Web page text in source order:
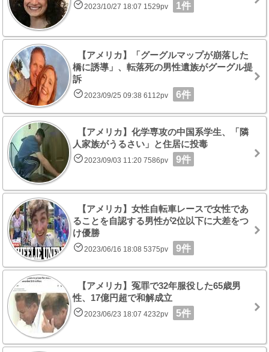
2023/10/27 18:07 1529pv 1件
【アメリカ】「グーグルマップが崩落した
橋に誘導」、転落死の男性遺族がグーグル提
訴
2023/09/25 09:38 6112pv 6件
【アメリカ】化学専攻の中国系学生、「隣
人家族がうるさい」と住居に投毒
2023/09/03 11:20 7586pv 9件
【アメリカ】女性自転車レースで女性であ
ることを自認する男性が2位以下に大差をつ
け優勝
2023/06/16 18:08 5375pv 9件
【アメリカ】冤罪で32年服役した65歳男
性、17億円超で和解成立
2023/06/23 18:07 4232pv 5件